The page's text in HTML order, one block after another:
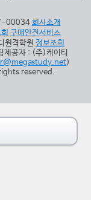
00034 회사소개
구매안전서비스
원격학원 정보조회
제공자 : (주)케이티
)
reserved.